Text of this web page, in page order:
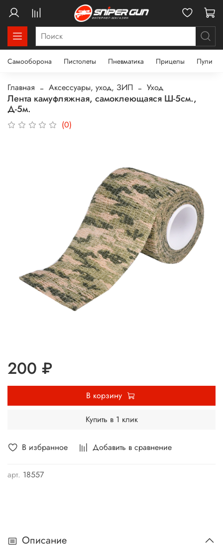
Самооборона Пистолеты Пневматика Прицелы Пули
Главная Аксессуары, уход, ЗИП Уход
Лента камуфляжная, самоклеющаяся Ш-5см.,
Д-5м.
(0)
В избранное Добавить в сравнение
арт. 18557
200 ₽
В корзину
Купить в 1 клик
Описание